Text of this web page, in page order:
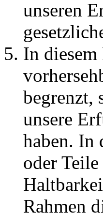
unseren
In diesem
begrenzt,
unsere
haben. In
oder
Rahmen